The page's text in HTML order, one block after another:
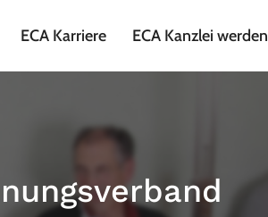
ECA Karriere ECA Kanzlei werden